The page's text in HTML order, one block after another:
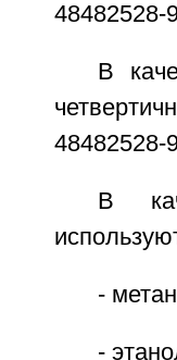
48482528-
В
48482528-
В
-
-